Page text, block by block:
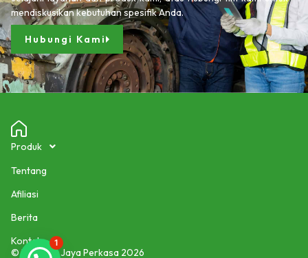
Produk
Tentang
Afiliasi
Berita
Kontak
© PT Masa Jaya Perkasa 2026
mendiskusikan kebutuhan spesifik Anda.
Hubungi Kami
1